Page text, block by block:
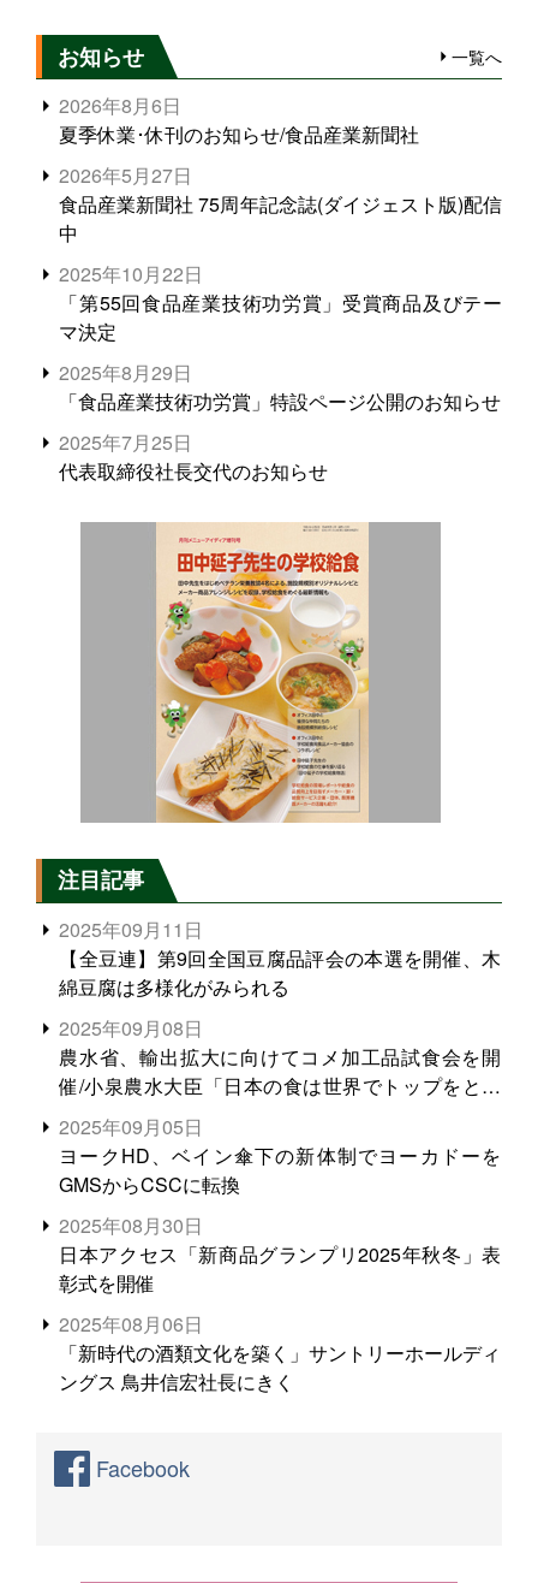
お知らせ 一覧へ
2026年8月6日
夏季休業･休刊のお知らせ/食品産業新聞社
2026年5月27日
食品産業新聞社 75周年記念誌(ダイジェスト版)配信
中
2025年10月22日
「第55回食品産業技術功労賞」受賞商品及びテー
マ決定
2025年8月29日
「食品産業技術功労賞」特設ページ公開のお知らせ
2025年7月25日
代表取締役社長交代のお知らせ
注目記事
2025年09月11日
【全豆連】第9回全国豆腐品評会の本選を開催、木
綿豆腐は多様化がみられる
2025年09月08日
農水省、輸出拡大に向けてコメ加工品試食会を開
催/小泉農水大臣「日本の食は世界でトップをとれ
る。米増産に向けて、米輸出需要の拡大を」
2025年09月05日
ヨークHD、ベイン傘下の新体制でヨーカドーを
GMSからCSCに転換
2025年08月30日
日本アクセス「新商品グランプリ2025年秋冬」表
彰式を開催
2025年08月06日
「新時代の酒類文化を築く」サントリーホールディ
ングス 鳥井信宏社長にきく
Facebook